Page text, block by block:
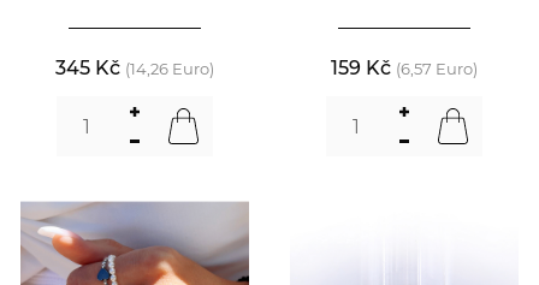
345 Kč (14,26 Euro) 159 Kč (6,57 Euro)